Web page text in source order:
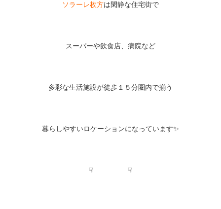
ソラーレ枚方は閑静な住宅街で
スーパーや飲食店、病院など
多彩な生活施設が徒歩１５分圏内で揃う
暮らしやすいロケーションになっています✨
☟ ☟